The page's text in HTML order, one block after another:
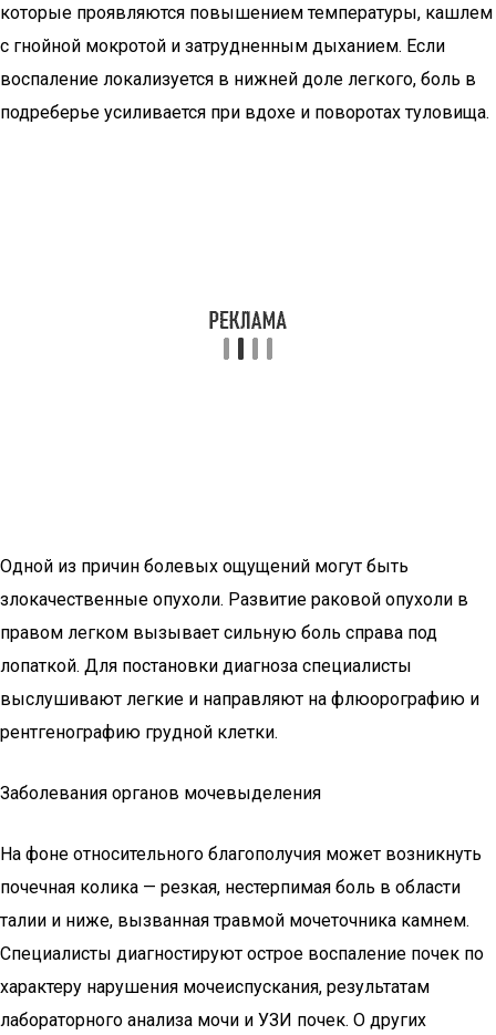
которые проявляются повышением температуры, кашлем
с гнойной мокротой и затрудненным дыханием. Если
воспаление локализуется в нижней доле легкого, боль в
подреберье усиливается при вдохе и поворотах туловища.
Одной из причин болевых ощущений могут быть
злокачественные опухоли. Развитие раковой опухоли в
правом легком вызывает сильную боль справа под
лопаткой. Для постановки диагноза специалисты
выслушивают легкие и направляют на флюорографию и
рентгенографию грудной клетки.
Заболевания органов мочевыделения
На фоне относительного благополучия может возникнуть
почечная колика — резкая, нестерпимая боль в области
талии и ниже, вызванная травмой мочеточника камнем.
Специалисты диагностируют острое воспаление почек по
характеру нарушения мочеиспускания, результатам
лабораторного анализа мочи и УЗИ почек. О других